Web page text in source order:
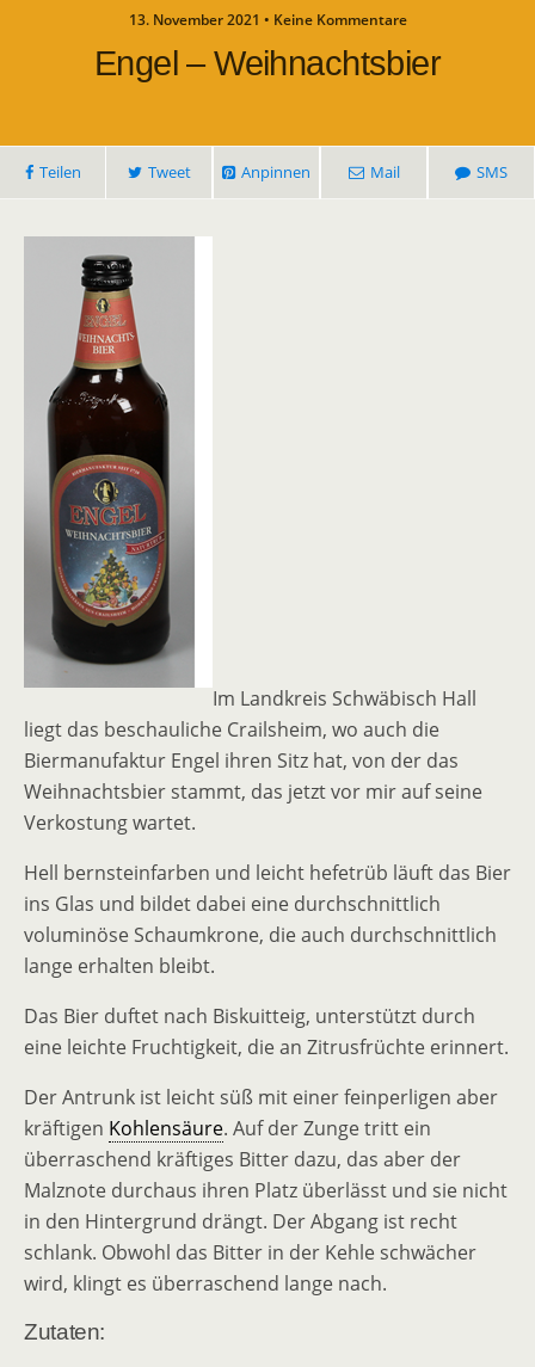
13. November 2021 • Keine Kommentare
Engel – Weihnachtsbier
Teilen Tweet Anpinnen Mail SMS
Im Landkreis Schwäbisch Hall
liegt das beschauliche Crailsheim, wo auch die
Biermanufaktur Engel ihren Sitz hat, von der das
Weihnachtsbier stammt, das jetzt vor mir auf seine
Verkostung wartet.
Hell bernsteinfarben und leicht hefetrüb läuft das Bier
ins Glas und bildet dabei eine durchschnittlich
voluminöse Schaumkrone, die auch durchschnittlich
lange erhalten bleibt.
Das Bier duftet nach Biskuitteig, unterstützt durch
eine leichte Fruchtigkeit, die an Zitrusfrüchte erinnert.
Der Antrunk ist leicht süß mit einer feinperligen aber
kräftigen Kohlensäure. Auf der Zunge tritt ein
überraschend kräftiges Bitter dazu, das aber der
Malznote durchaus ihren Platz überlässt und sie nicht
in den Hintergrund drängt. Der Abgang ist recht
schlank. Obwohl das Bitter in der Kehle schwächer
wird, klingt es überraschend lange nach.
Zutaten: